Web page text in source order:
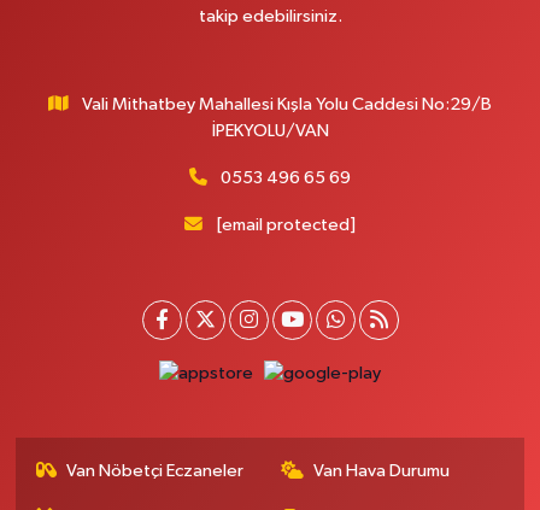
takip edebilirsiniz.
Vali Mithatbey Mahallesi Kışla Yolu Caddesi No:29/B
İPEKYOLU/VAN
0553 496 65 69
[email protected]
Van Nöbetçi Eczaneler Van Hava Durumu